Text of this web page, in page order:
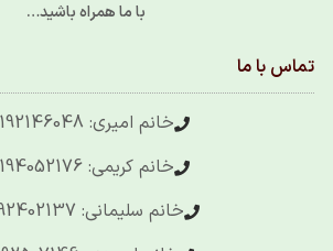
با ما همراه باشید…
تماس با ما
خانم امیری: 09192146048
خانم کریمی: 09194052176
خانم سلیمانی: 09192402137